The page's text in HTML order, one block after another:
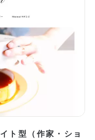
ト型（作家・ショ